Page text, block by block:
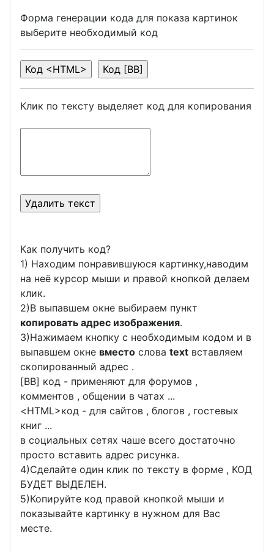
Форма генерации кода для показа картинок
выберите необходимый код
Клик по тексту выделяет код для копирования
Как получить код?
1) Находим понравившуюся картинку,наводим
на неё курсор мыши и правой кнопкой делаем
клик.
2)В выпавшем окне выбираем пункт
копировать адрес изображения.
3)Нажимаем кнопку с необходимым кодом и в
выпавшем окне вместо слова text вставляем
скопированный адрес .
[BB] код - применяют для форумов ,
комментов , общении в чатах ...
<HTML>код - для сайтов , блогов , гостевых
книг ...
в социальных сетях чаше всего достаточно
просто вставить адрес рисунка.
4)Сделайте один клик по тексту в форме , КОД
БУДЕТ ВЫДЕЛЕН.
5)Копируйте код правой кнопкой мыши и
показывайте картинку в нужном для Вас
месте.